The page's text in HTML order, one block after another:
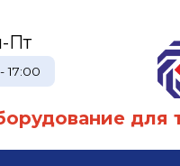
Пт
17:00
для